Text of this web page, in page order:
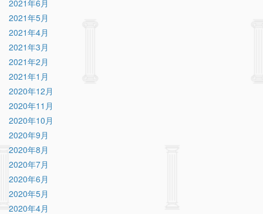
2021年6月
2021年5月
2021年4月
2021年3月
2021年2月
2021年1月
2020年12月
2020年11月
2020年10月
2020年9月
2020年8月
2020年7月
2020年6月
2020年5月
2020年4月